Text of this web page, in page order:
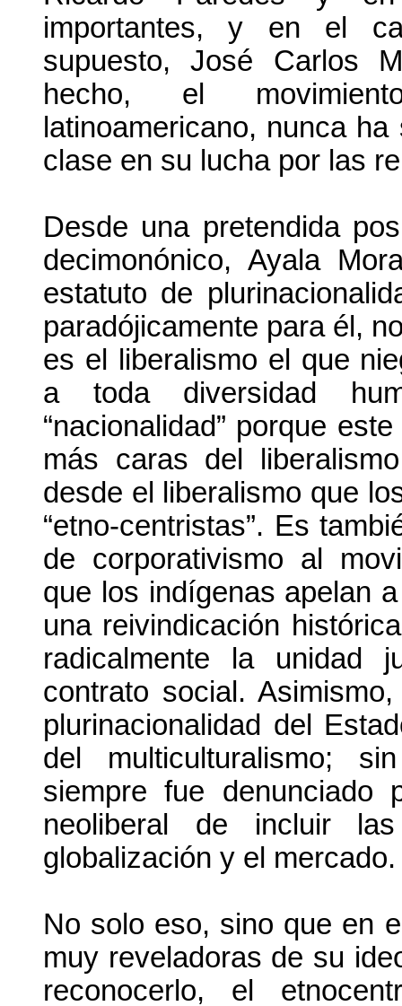
importantes, y en el
supuesto, José Carlos
hecho, el
latinoamericano, nunca
clase en su lucha por las
Desde una pretendida
decimonónico, Ayala
estatuto de
paradójicamente para él,
es el liberalismo el que
a toda diversidad
“nacionalidad” porque
más caras del
desde el liberalismo que
“etno-centristas”. Es
de corporativismo al
que los indígenas apelan
una reivindicación
radicalmente la unidad
contrato social.
plurinacionalidad del
del multiculturalismo;
siempre fue denunciado
neoliberal de incluir
globalización y el mercado.
No solo eso, sino que en
muy reveladoras de su
reconocerlo, el